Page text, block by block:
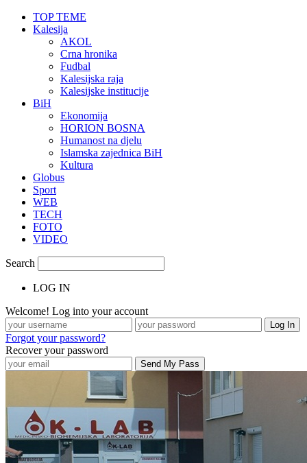
TOP TEME
Kalesija
AKOL
Crna hronika
Fudbal
Kalesijska raja
Kalesijske institucije
BiH
Ekonomija
HORION BOSNA
Humanost na djelu
Islamska zajednica BiH
Kultura
Globus
Sport
WEB
TECH
FOTO
VIDEO
Search
LOG IN
Welcome! Log into your account
Forgot your password?
Recover your password